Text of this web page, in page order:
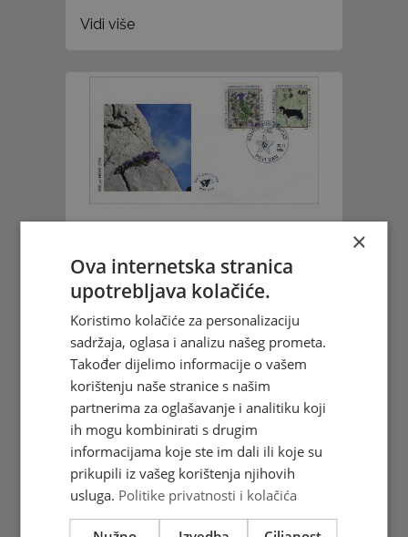
Vidi više
Vidi više
FDC - Hercegbosansko
sakralno blago Ramski križ
×
Ova internetska stranica
upotrebljava kolačiće.
Koristimo kolačiće za personalizaciju
sadržaja, oglasa i analizu našeg prometa.
Također dijelimo informacije o vašem
korištenju naše stranice s našim
partnerima za oglašavanje i analitiku koji
ih mogu kombinirati s drugim
informacijama koje ste im dali ili koje su
prikupili iz vašeg korištenja njihovih
usluga. Politike privatnosti i kolačića